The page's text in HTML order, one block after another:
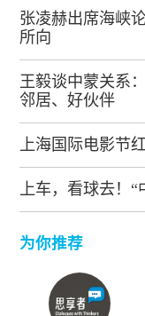
张凌赫出席海峡
所向
王毅谈中蒙关系
邻居、好伙伴
上海国际电影节
上车，看球去！“
为你推荐